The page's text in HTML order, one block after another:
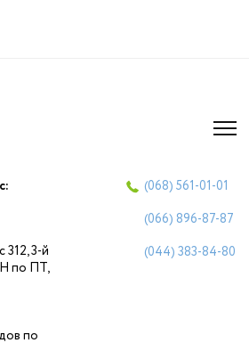
312, 3-й
по ПТ,
по
(068) 561-01-01
(066) 896-87-87
(044) 383-84-80